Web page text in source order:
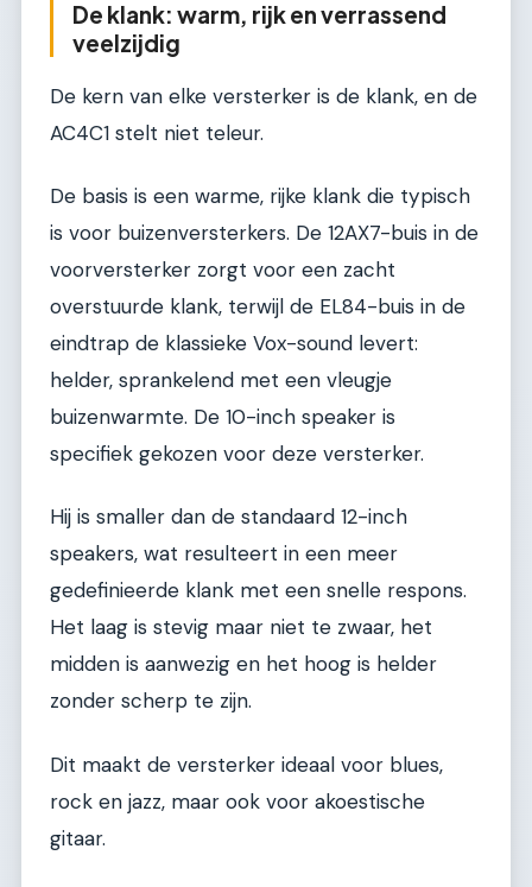
De klank: warm, rijk en verrassend
veelzijdig
De kern van elke versterker is de klank, en de
AC4C1 stelt niet teleur.
De basis is een warme, rijke klank die typisch
is voor buizenversterkers. De 12AX7-buis in de
voorversterker zorgt voor een zacht
overstuurde klank, terwijl de EL84-buis in de
eindtrap de klassieke Vox-sound levert:
helder, sprankelend met een vleugje
buizenwarmte. De 10-inch speaker is
specifiek gekozen voor deze versterker.
Hij is smaller dan de standaard 12-inch
speakers, wat resulteert in een meer
gedefinieerde klank met een snelle respons.
Het laag is stevig maar niet te zwaar, het
midden is aanwezig en het hoog is helder
zonder scherp te zijn.
Dit maakt de versterker ideaal voor blues,
rock en jazz, maar ook voor akoestische
gitaar.